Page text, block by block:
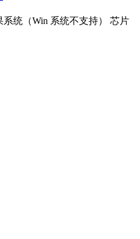
统（Win 系统不支持） 芯片